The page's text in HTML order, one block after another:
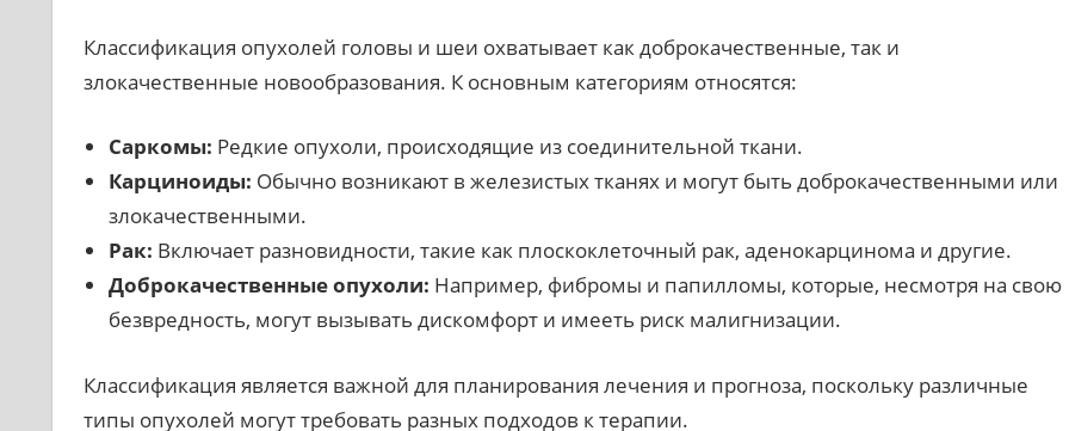
Классификация опухолей головы и шеи охватывает как доброкачественные, так и
злокачественные новообразования. К основным категориям относятся:
Саркомы: Редкие опухоли, происходящие из соединительной ткани.
Карциноиды: Обычно возникают в железистых тканях и могут быть доброкачественными или
злокачественными.
Рак: Включает разновидности, такие как плоскоклеточный рак, аденокарцинома и другие.
Доброкачественные опухоли: Например, фибромы и папилломы, которые, несмотря на свою
безвредность, могут вызывать дискомфорт и имееть риск малигнизации.
Классификация является важной для планирования лечения и прогноза, поскольку различные
типы опухолей могут требовать разных подходов к терапии.